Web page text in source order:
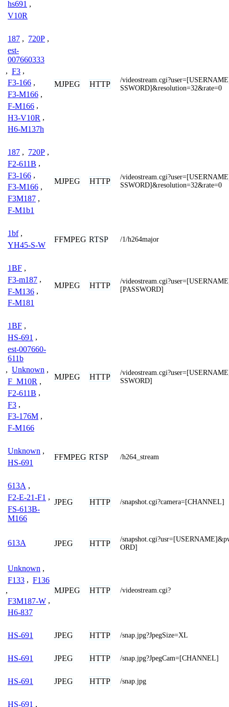
hs691 ,
V10R
187 , 720P ,
est-
007660333
, F3 ,
F3-166 ,
F3-M166 ,
F-M166 ,
H3-V10R ,
H6-M137h
MJPEG HTTP
/
SSWORD]&resolution=32&rate=0
187 , 720P ,
F2-611B ,
F3-166 ,
F3-M166 ,
F3M187 ,
F-M1b1
MJPEG HTTP
/
SSWORD]&resolution=32&rate=0
1bf ,
YH45-S-W
FFMPEG RTSP /1/h264major
1BF ,
F3-m187 ,
F-M136 ,
F-M181
MJPEG HTTP
/
[PASSWORD]
1BF ,
HS-691 ,
est-007660-
611b
, Unknown ,
F_M10R ,
F2-611B ,
F3 ,
F3-176M ,
F-M166
MJPEG HTTP
/
SSWORD]
Unknown ,
HS-691
FFMPEG RTSP /h264_stream
613A ,
F2-E-21-F1 ,
FS-613B-
M166
JPEG HTTP /snapshot.cgi?camera=[CHANNEL]
613A JPEG HTTP
/
ORD]
Unknown ,
F133 , F136
,
F3M187-W ,
H6-837
MJPEG HTTP /videostream.cgi?
HS-691 JPEG HTTP /snap.jpg?JpegSize=XL
HS-691 JPEG HTTP /snap.jpg?JpegCam=[CHANNEL]
HS-691 JPEG HTTP /snap.jpg
HS-691 ,